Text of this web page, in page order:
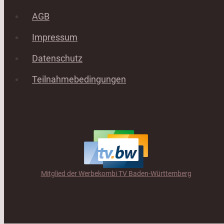
AGB
Impressum
Datenschutz
Teilnahmebedingungen
Mitglied der Werbekombi TV Baden-Württemberg